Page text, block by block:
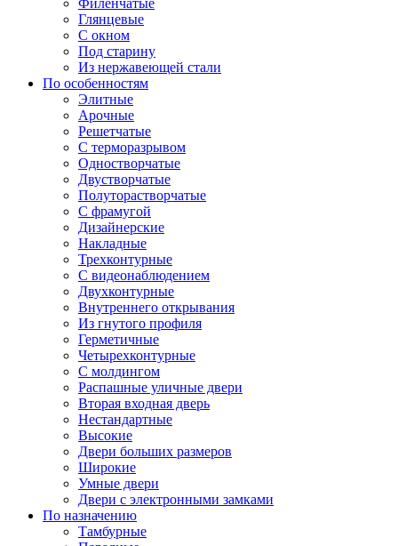
Филенчатые
Глянцевые
С окном
Под старину
Из нержавеющей стали
По особенностям
Элитные
Арочные
Решетчатые
С терморазрывом
Одностворчатые
Двустворчатые
Полуторастворчатые
С фрамугой
Дизайнерские
Накладные
Трехконтурные
С видеонаблюдением
Двухконтурные
Внутреннего открывания
Из гнутого профиля
Герметичные
Четырехконтурные
С молдингом
Распашные уличные двери
Вторая входная дверь
Нестандартные
Высокие
Двери больших размеров
Широкие
Умные двери
Двери с электронными замками
По назначению
Тамбурные